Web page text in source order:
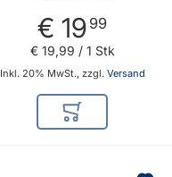
€ 19 99
Inkl. 20% MwSt., zzgl. Versand
€ 19,99 / 1 Stk
In den